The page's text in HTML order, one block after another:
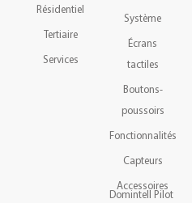
Résidentiel
Tertiaire
Services
Système
Écrans
tactiles
Boutons-
poussoirs
Fonctionnalités
Capteurs
Accessoires
Domintell Pilot